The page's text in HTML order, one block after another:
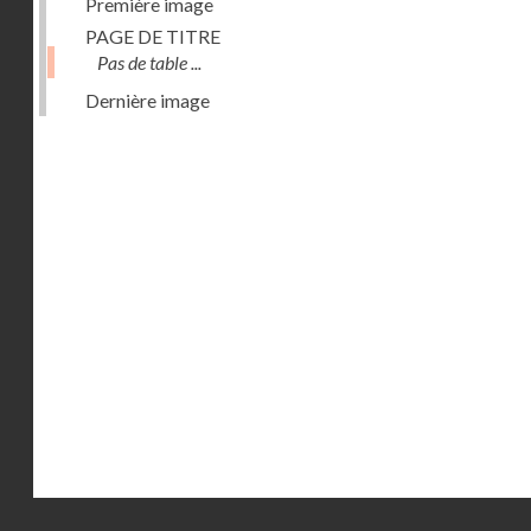
PAGE DE TITRE
Pas de table ...
Dernière image